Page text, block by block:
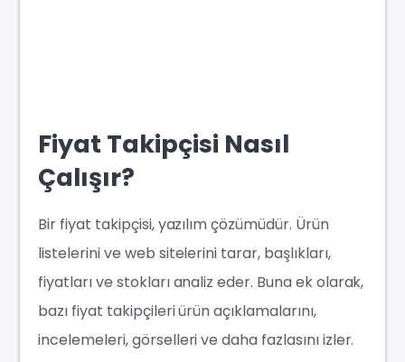
Fiyat Takipçisi Nasıl
Çalışır?
Bir fiyat takipçisi, yazılım çözümüdür. Ürün
listelerini ve web sitelerini tarar, başlıkları,
fiyatları ve stokları analiz eder. Buna ek olarak,
bazı fiyat takipçileri ürün açıklamalarını,
incelemeleri, görselleri ve daha fazlasını izler.